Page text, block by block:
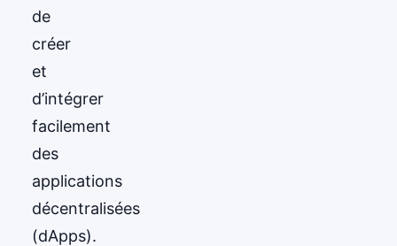
de
créer
et
d’intégrer
facilement
des
applications
décentralisées
(dApps).